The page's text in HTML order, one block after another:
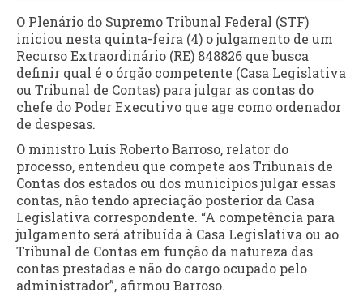
O Plenário do Supremo Tribunal Federal (STF)
iniciou nesta quinta-feira (4) o julgamento de um
Recurso Extraordinário (RE) 848826 que busca
definir qual é o órgão competente (Casa Legislativa
ou Tribunal de Contas) para julgar as contas do
chefe do Poder Executivo que age como ordenador
de despesas.
O ministro Luís Roberto Barroso, relator do
processo, entendeu que compete aos Tribunais de
Contas dos estados ou dos municípios julgar essas
contas, não tendo apreciação posterior da Casa
Legislativa correspondente. “A competência para
julgamento será atribuída à Casa Legislativa ou ao
Tribunal de Contas em função da natureza das
contas prestadas e não do cargo ocupado pelo
administrador”, afirmou Barroso.